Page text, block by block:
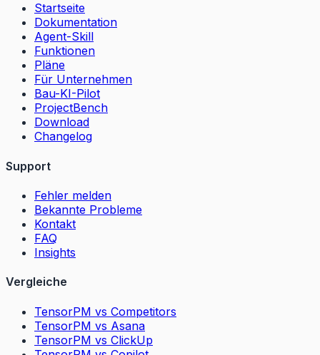
Startseite
Dokumentation
Agent-Skill
Funktionen
Pläne
Für Unternehmen
Bau-KI-Pilot
ProjectBench
Download
Changelog
Support
Fehler melden
Bekannte Probleme
Kontakt
FAQ
Insights
Vergleiche
TensorPM vs Competitors
TensorPM vs Asana
TensorPM vs ClickUp